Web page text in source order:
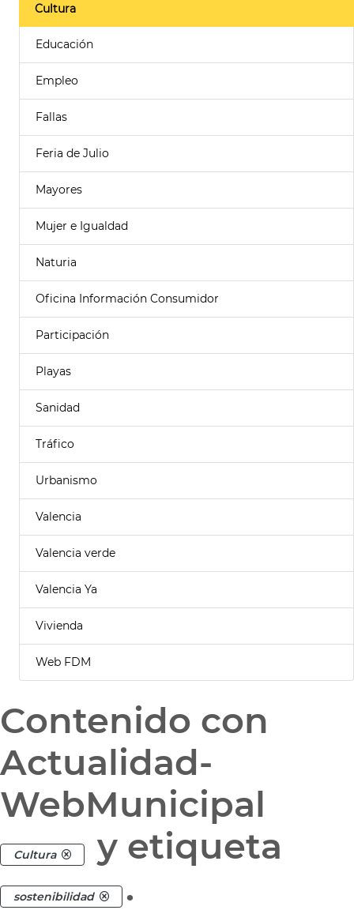
Cultura
Educación
Empleo
Fallas
Feria de Julio
Mayores
Mujer e Igualdad
Naturia
Oficina Información Consumidor
Participación
Playas
Sanidad
Tráfico
Urbanismo
Valencia
Valencia verde
Valencia Ya
Vivienda
Web FDM
Contenido con
Actualidad-
WebMunicipal
Cultura y etiqueta
sostenibilidad .